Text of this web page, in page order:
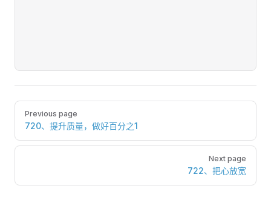
Pager
Previous page
720、提升质量，做好百分之1
Next page
722、把心放宽